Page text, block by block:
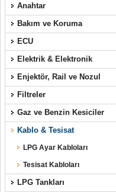
Anahtar
Bakım ve Koruma
ECU
Elektrik & Elektronik
Enjektör, Rail ve Nozul
Filtreler
Gaz ve Benzin Kesiciler
Kablo & Tesisat
LPG Ayar Kabloları
Tesisat Kabloları
LPG Tankları